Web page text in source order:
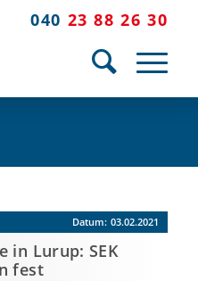
040 23 88 26 30
Datum: 03.02.2021
in Lurup: SEK
fest